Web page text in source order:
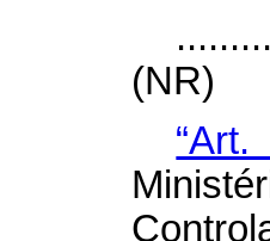
(NR)